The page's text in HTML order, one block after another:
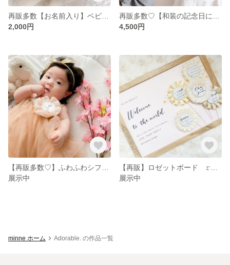
2,000円
4,500円
展示中
展示中
minne ホーム Adorable. の作品一覧